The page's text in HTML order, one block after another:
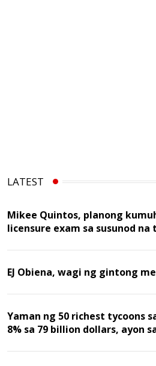
LATEST
Mikee Quintos, planong
licensure exam sa susunod na
EJ Obiena, wagi ng gintong
Yaman ng 50 richest tycoons
8% sa 79 billion dollars, ayon